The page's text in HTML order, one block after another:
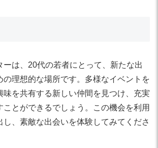
ーは、20代の若者にとって、新たな出
の理想的な場所です。多様なイベントを
味を共有する新しい仲間を見つけ、充実
ことができるでしょう。この機会を利用
し、素敵な出会いを体験してみてくださ